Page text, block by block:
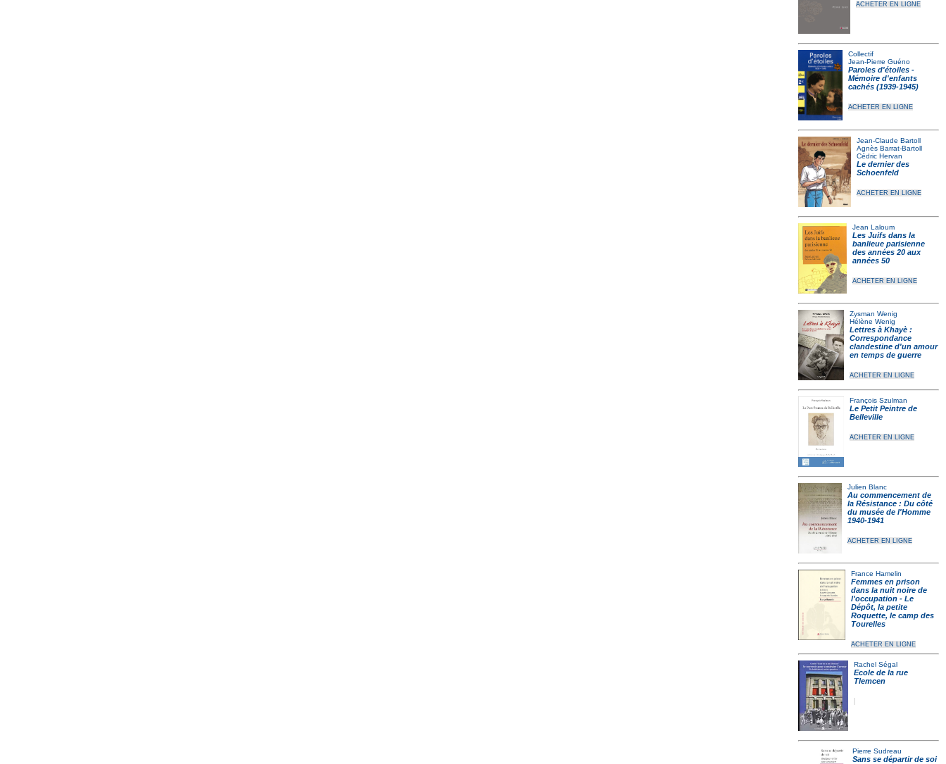
ACHETER EN LIGNE
Collectif
Jean-Pierre Guéno
Paroles d'étoiles -
Mémoire d'enfants
cachés (1939-1945)
ACHETER EN LIGNE
Jean-Claude Bartoll
Agnès Barrat-Bartoll
Cédric Hervan
Le dernier des
Schoenfeld
ACHETER EN LIGNE
Jean Laloum
Les Juifs dans la
banlieue parisienne
des années 20 aux
années 50
ACHETER EN LIGNE
Zysman Wenig
Hélène Wenig
Lettres à Khayè :
Correspondance
clandestine d'un amour
en temps de guerre
ACHETER EN LIGNE
François Szulman
Le Petit Peintre de
Belleville
ACHETER EN LIGNE
Julien Blanc
Au commencement de
la Résistance : Du côté
du musée de l'Homme
1940-1941
ACHETER EN LIGNE
France Hamelin
Femmes en prison
dans la nuit noire de
l'occupation - Le
Dépôt, la petite
Roquette, le camp des
Tourelles
ACHETER EN LIGNE
Rachel Ségal
Ecole de la rue
Tlemcen
Pierre Sudreau
Sans se départir de soi